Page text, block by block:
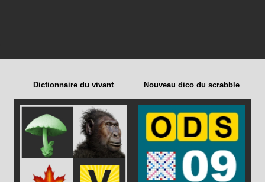
Dictionnaire du vivant Nouveau dico du scrabble